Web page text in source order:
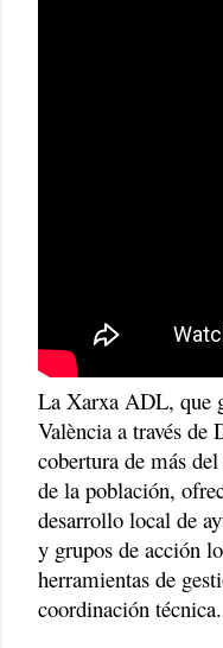
La Xarxa ADL, que
València a través de
cobertura de más
de la población,
desarrollo local de
y grupos de acción
herramientas de
coordinación técnica.